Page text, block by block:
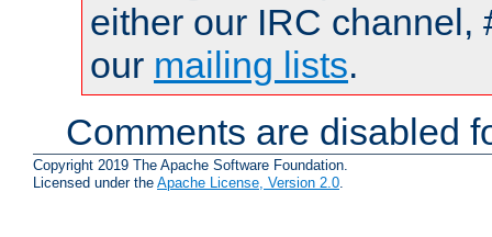
either our IRC channel,
our mailing lists.
Comments are disabled
Copyright 2019 The Apache Software Foundation.
Licensed under the Apache License, Version 2.0.